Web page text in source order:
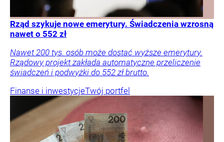
Rząd szykuje nowe emerytury. Świadczenia wzrosną
nawet o 552 zł
Nawet 200 tys. osób może dostać wyższe emerytury.
Rządowy projekt zakłada automatyczne przeliczenie
świadczeń i podwyżki do 552 zł brutto.
Finanse i inwestycjeTwój portfel